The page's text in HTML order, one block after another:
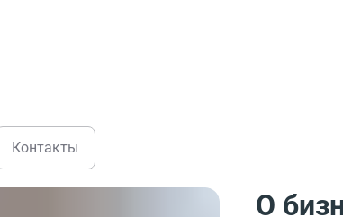
Контакты
О